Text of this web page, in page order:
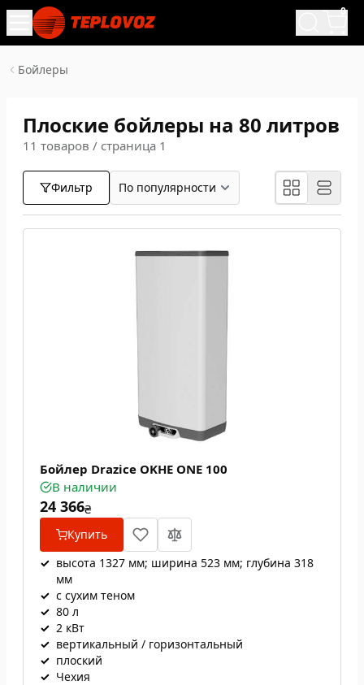
0
Бойлеры
Плоские бойлеры на 80 литров
11 товаров / страница 1
Фильтр
Бойлер Drazice OKHE ONE 100
В наличии
24 366₴
Купить
✓ высота 1327 мм; ширина 523 мм; глубина 318
мм
✓ с сухим теном
✓ 80 л
✓ 2 кВт
✓ вертикальный / горизонтальный
✓ плоский
✓ Чехия